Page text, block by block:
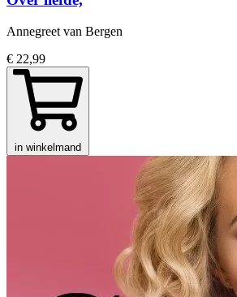
Annegreet van Bergen
€ 22,99
in winkelmand